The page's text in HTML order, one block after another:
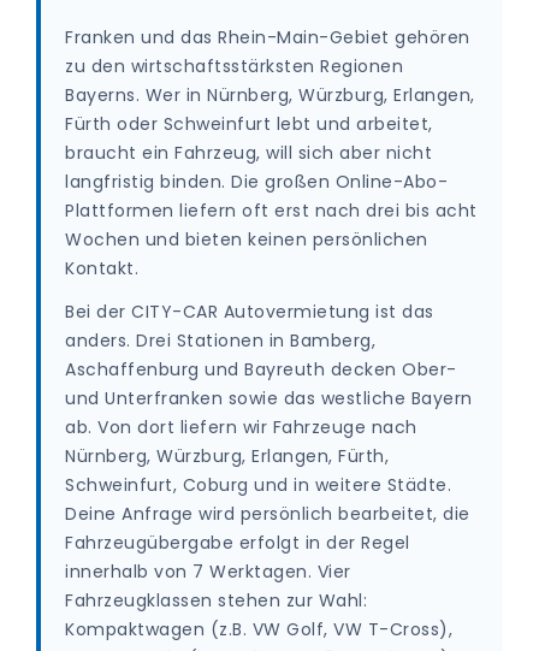
Franken und das Rhein-Main-Gebiet gehören
zu den wirtschaftsstärksten Regionen
Bayerns. Wer in Nürnberg, Würzburg, Erlangen,
Fürth oder Schweinfurt lebt und arbeitet,
braucht ein Fahrzeug, will sich aber nicht
langfristig binden. Die großen Online-Abo-
Plattformen liefern oft erst nach drei bis acht
Wochen und bieten keinen persönlichen
Kontakt.
Bei der CITY-CAR Autovermietung ist das
anders. Drei Stationen in Bamberg,
Aschaffenburg und Bayreuth decken Ober-
und Unterfranken sowie das westliche Bayern
ab. Von dort liefern wir Fahrzeuge nach
Nürnberg, Würzburg, Erlangen, Fürth,
Schweinfurt, Coburg und in weitere Städte.
Deine Anfrage wird persönlich bearbeitet, die
Fahrzeugübergabe erfolgt in der Regel
innerhalb von 7 Werktagen. Vier
Fahrzeugklassen stehen zur Wahl:
Kompaktwagen (z.B. VW Golf, VW T-Cross),